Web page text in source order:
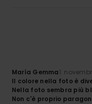
María Gemma1.
Il colore nella foto è
Nella foto sembra più
Non c'è proprio